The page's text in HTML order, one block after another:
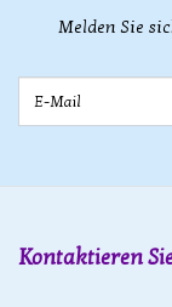
Melden Sie
Kontaktieren